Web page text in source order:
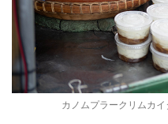
カノムプラークリムカ